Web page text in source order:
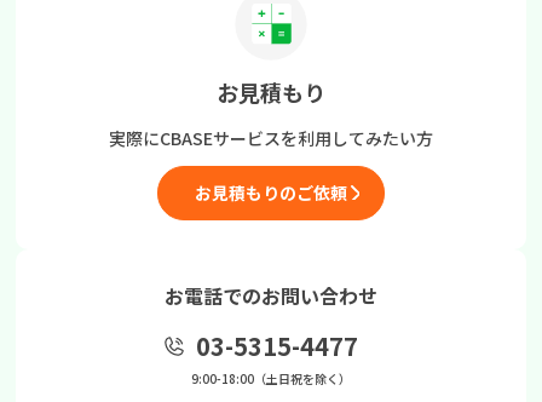
お見積もり
実際にCBASEサービスを利用してみたい方
お見積もりのご依頼
お電話でのお問い合わせ
03-5315-4477
9:00-18:00（土日祝を除く）